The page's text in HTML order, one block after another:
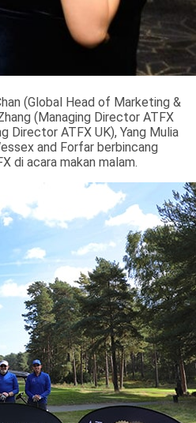
(Global Head of Marketing &
(Managing Director ATFX
Director ATFX UK), Yang Mulia
and Forfar berbincang
di acara makan malam.